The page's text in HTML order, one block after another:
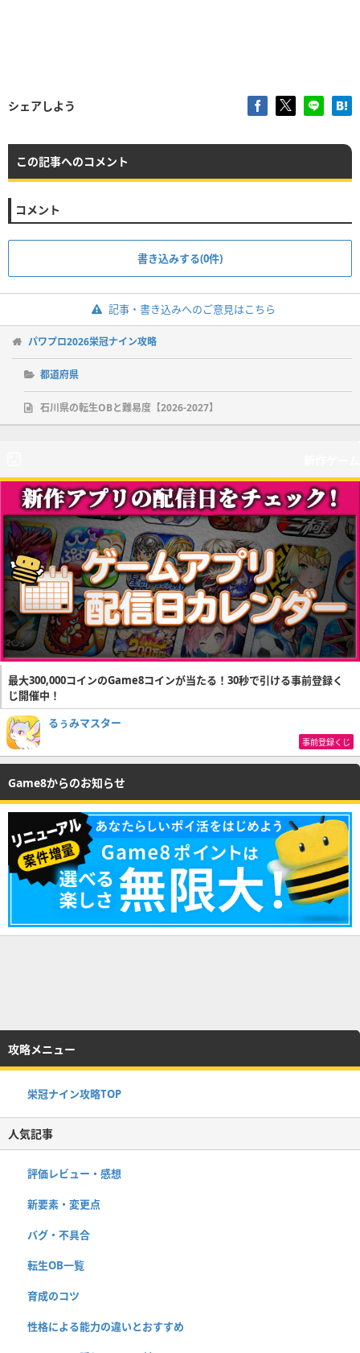
シェアしよう
この記事へのコメント
コメント
書き込みする(0件)
記事・書き込みへのご意見はこちら
パワプロ2026栄冠ナイン攻略
都道府県
石川県の転生OBと難易度【2026-2027】
最大300,000コインのGame8コインが当たる！30秒で引ける事前登録く
じ開催中！
るぅみマスター
事前登録くじ
Game8からのお知らせ
攻略メニュー
栄冠ナイン攻略TOP
人気記事
評価レビュー・感想
新要素・変更点
バグ・不具合
転生OB一覧
育成のコツ
性格による能力の違いとおすすめ